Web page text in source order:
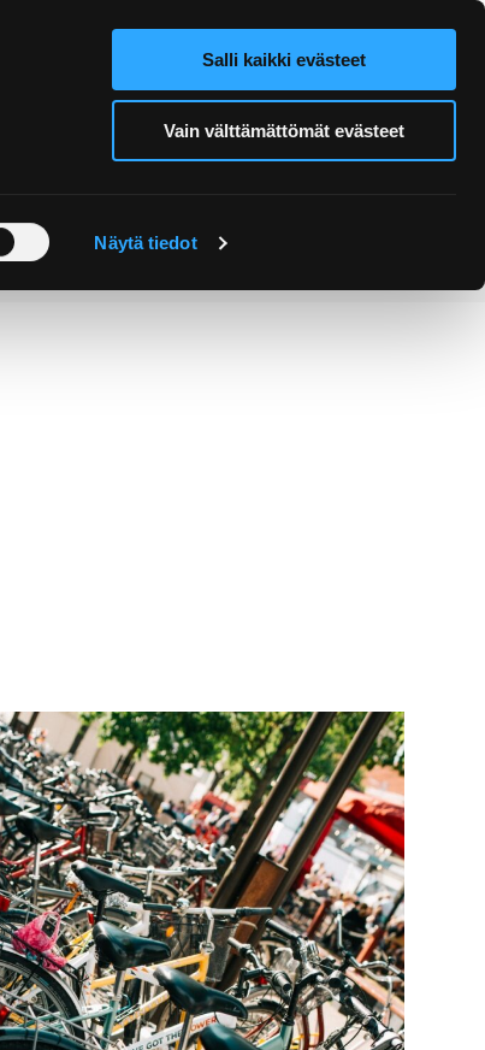
Näytä tiedot
Salli kaikki evästeet
Vain välttämättömät evästeet
Hae sivustolta